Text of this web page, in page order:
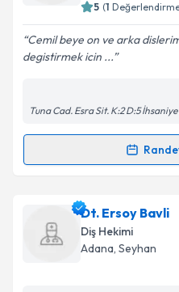
5 (1
Cemil beye on ve arka
degistirmek icin ...
Tuna Cad. Esra Sit. K:2 D:5
Randevu Takvimi
Dt. Cemil Kasaperiçin
oluşturun. Size bu
takvim hazırlandığında
Dt. Ersoy Bavli
Diş Hekimi
Adana, Seyhan